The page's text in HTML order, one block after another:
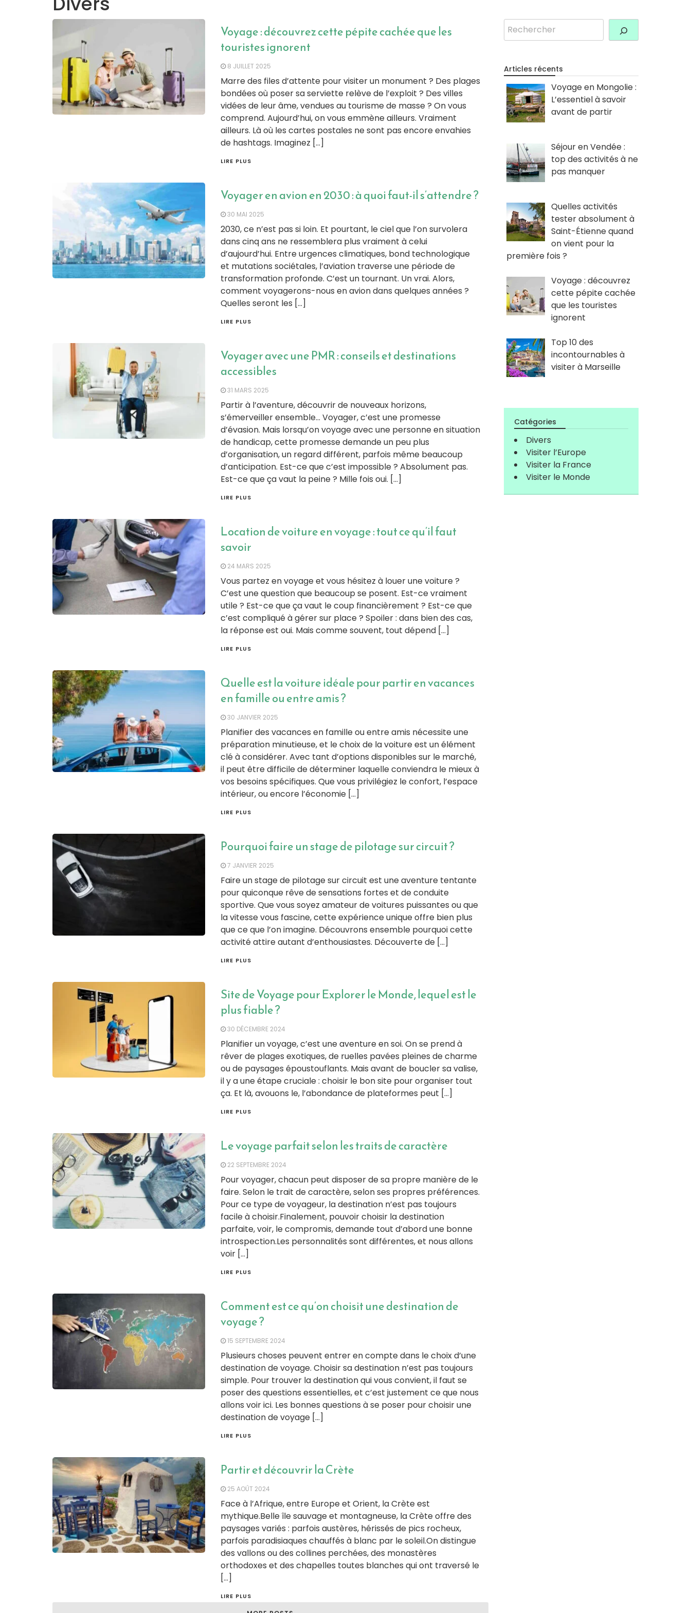
Voyage : découvrez cette pépite cachée que les
touristes ignorent
8 JUILLET 2025
Marre des files d’attente pour visiter un monument ? Des plages
bondées où poser sa serviette relève de l’exploit ? Des villes
vidées de leur âme, vendues au tourisme de masse ? On vous
comprend. Aujourd’hui, on vous emmène ailleurs. Vraiment
ailleurs. Là où les cartes postales ne sont pas encore envahies
de hashtags. Imaginez […]
LIRE PLUS
Voyager en avion en 2030 : à quoi faut-il s’attendre ?
30 MAI 2025
2030, ce n’est pas si loin. Et pourtant, le ciel que l’on survolera
dans cinq ans ne ressemblera plus vraiment à celui
d’aujourd’hui. Entre urgences climatiques, bond technologique
et mutations sociétales, l’aviation traverse une période de
transformation profonde. C’est un tournant. Un vrai. Alors,
comment voyagerons-nous en avion dans quelques années ?
Quelles seront les […]
LIRE PLUS
Voyager avec une PMR : conseils et destinations
accessibles
31 MARS 2025
Partir à l’aventure, découvrir de nouveaux horizons,
s’émerveiller ensemble… Voyager, c’est une promesse
d’évasion. Mais lorsqu’on voyage avec une personne en situation
de handicap, cette promesse demande un peu plus
d’organisation, un regard différent, parfois même beaucoup
d’anticipation. Est-ce que c’est impossible ? Absolument pas.
Est-ce que ça vaut la peine ? Mille fois oui. […]
LIRE PLUS
Location de voiture en voyage : tout ce qu’il faut
savoir
24 MARS 2025
Vous partez en voyage et vous hésitez à louer une voiture ?
C’est une question que beaucoup se posent. Est-ce vraiment
utile ? Est-ce que ça vaut le coup financièrement ? Est-ce que
c’est compliqué à gérer sur place ? Spoiler : dans bien des cas,
la réponse est oui. Mais comme souvent, tout dépend […]
LIRE PLUS
Quelle est la voiture idéale pour partir en vacances
en famille ou entre amis ?
30 JANVIER 2025
Planifier des vacances en famille ou entre amis nécessite une
préparation minutieuse, et le choix de la voiture est un élément
clé à considérer. Avec tant d’options disponibles sur le marché,
il peut être difficile de déterminer laquelle conviendra le mieux à
vos besoins spécifiques. Que vous privilégiez le confort, l’espace
intérieur, ou encore l’économie […]
LIRE PLUS
Pourquoi faire un stage de pilotage sur circuit ?
7 JANVIER 2025
Faire un stage de pilotage sur circuit est une aventure tentante
pour quiconque rêve de sensations fortes et de conduite
sportive. Que vous soyez amateur de voitures puissantes ou que
la vitesse vous fascine, cette expérience unique offre bien plus
que ce que l’on imagine. Découvrons ensemble pourquoi cette
activité attire autant d’enthousiastes. Découverte de […]
LIRE PLUS
Site de Voyage pour Explorer le Monde, lequel est le
plus fiable ?
30 DÉCEMBRE 2024
Planifier un voyage, c’est une aventure en soi. On se prend à
rêver de plages exotiques, de ruelles pavées pleines de charme
ou de paysages époustouflants. Mais avant de boucler sa valise,
il y a une étape cruciale : choisir le bon site pour organiser tout
ça. Et là, avouons le, l’abondance de plateformes peut […]
LIRE PLUS
Le voyage parfait selon les traits de caractère
22 SEPTEMBRE 2024
Pour voyager, chacun peut disposer de sa propre manière de le
faire. Selon le trait de caractère, selon ses propres préférences.
Pour ce type de voyageur, la destination n’est pas toujours
facile à choisir.Finalement, pouvoir choisir la destination
parfaite, voir, le compromis, demande tout d’abord une bonne
introspection.Les personnalités sont différentes, et nous allons
voir […]
LIRE PLUS
Comment est ce qu’on choisit une destination de
voyage ?
15 SEPTEMBRE 2024
Plusieurs choses peuvent entrer en compte dans le choix d’une
destination de voyage. Choisir sa destination n’est pas toujours
simple. Pour trouver la destination qui vous convient, il faut se
poser des questions essentielles, et c’est justement ce que nous
allons voir ici. Les bonnes questions à se poser pour choisir une
destination de voyage […]
LIRE PLUS
Partir et découvrir la Crète
25 AOÛT 2024
Face à l’Afrique, entre Europe et Orient, la Crète est
mythique.Belle île sauvage et montagneuse, la Crète offre des
paysages variés : parfois austères, hérissés de pics rocheux,
parfois paradisiaques chauffés à blanc par le soleil.On distingue
des vallons ou des collines perchées, des monastères
orthodoxes et des chapelles toutes blanches qui ont traversé le
[…]
LIRE PLUS
Rechercher
Articles récents
Voyage en Mongolie :
L’essentiel à savoir
avant de partir
Séjour en Vendée :
top des activités à ne
pas manquer
Quelles activités
tester absolument à
Saint-Étienne quand
on vient pour la
première fois ?
Voyage : découvrez
cette pépite cachée
que les touristes
ignorent
Top 10 des
incontournables à
visiter à Marseille
Catégories
Divers
Visiter l’Europe
Visiter la France
Visiter le Monde